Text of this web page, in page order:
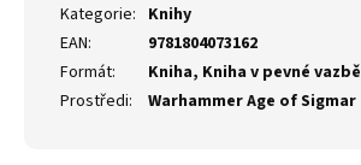
Kategorie: Knihy
EAN:
9781804073162
Formát: Kniha, Kniha v pevné vazbě
Prostředi: Warhammer Age of Sigmar